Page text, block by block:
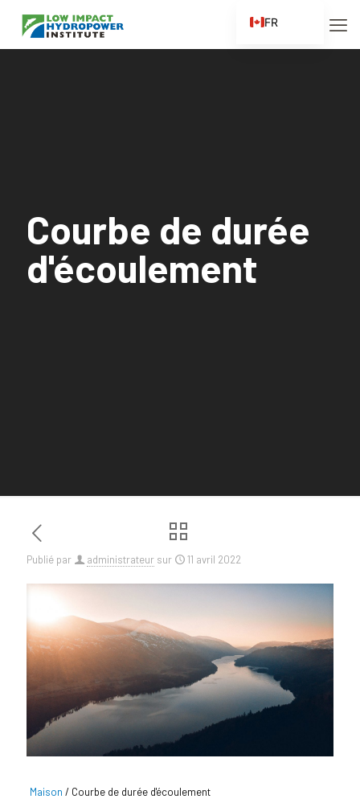
Courbe de durée
d'écoulement
Publié par administrateur sur 11 avril 2022
Maison / Courbe de durée d'écoulement
FR
EN